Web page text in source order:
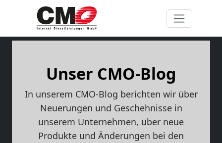
Unser CMO-Blog
In unserem CMO-Blog berichten wir über
Neuerungen und Geschehnisse in
unserem Unternehmen, über neue
Produkte und Änderungen bei den